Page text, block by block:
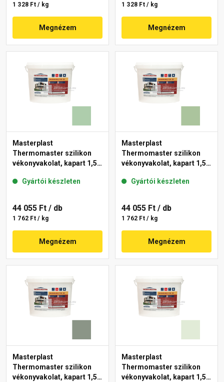
1 328 Ft / kg
Megnézem
1 328 Ft / kg
Megnézem
Masterplast
Thermomaster szilikon
vékonyvakolat, kapart 1,5
Gyártói készleten
44 055 Ft / db
1 762 Ft / kg
Megnézem
Masterplast
Thermomaster szilikon
vékonyvakolat, kapart 1,5
Gyártói készleten
44 055 Ft / db
1 762 Ft / kg
Megnézem
Masterplast
Thermomaster szilikon
vékonyvakolat, kapart 1,5
Masterplast
Thermomaster szilikon
vékonyvakolat, kapart 1,5